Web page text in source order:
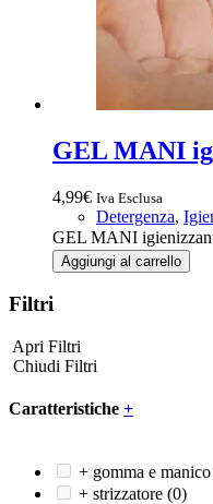
GEL MANI
4,99€ Iva Esclusa
Detergenza,
GEL MANI
Aggiungi al carrello
Filtri
Apri Filtri
Chiudi Filtri
Caratteristiche +
+ gomma e manico
+ strizzatore (0)